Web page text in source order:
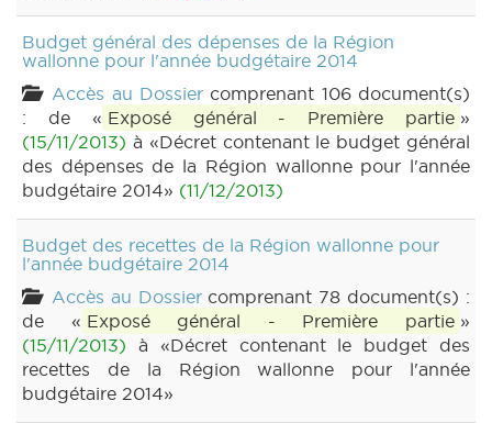
Budget général des dépenses de la Région
wallonne pour l'année budgétaire 2014
Accès au Dossier comprenant 106 document(s)
: de « Exposé général - Première partie »
(15/11/2013) à «Décret contenant le budget général
des dépenses de la Région wallonne pour l'année
budgétaire 2014» (11/12/2013)
Budget des recettes de la Région wallonne pour
l'année budgétaire 2014
Accès au Dossier comprenant 78 document(s) :
de « Exposé général - Première partie »
(15/11/2013) à «Décret contenant le budget des
recettes de la Région wallonne pour l'année
budgétaire 2014»